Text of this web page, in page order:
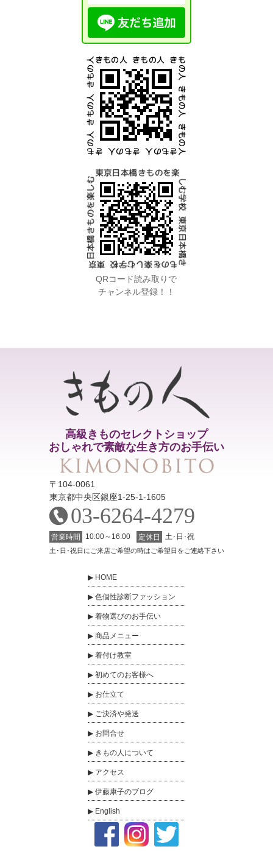
QRコード読み取りで
チャンネル登録！！
高級きものセレクトショップ
おしゃれで素敵な生き方のお手伝い
〒104-0061
東京都中央区銀座1-25-1-1605
03-6264-4279
営業時間 10:00～16:00 定休日 土･日･祝
土･日･祝日にご来店ご希望の時はご希望日をご連絡下さい
HOME
色個性診断ファッション
着物選びのお手伝い
商品メニュー
着付け教室
初めてのお客様へ
お仕立て
ご決済や発送
お問合せ
きもの人について
アクセス
伊藤康子のブログ
English